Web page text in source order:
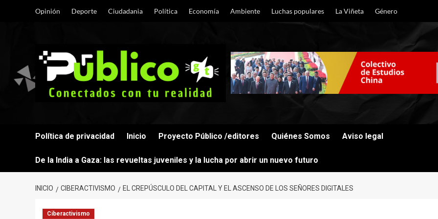
Opinión Deporte Ciudadania Política Economía Ambiente Luchas populares La Viñeta Género
Política de privacidad Inicio Proyecto Público /editores Quiénes Somos Aviso legal
De la India a Gaza: las revueltas juveniles y la lucha por abrir un nuevo futuro
INICIO CIBERACTIVISMO EL CREPÚSCULO DEL CAPITAL Y EL ASCENSO DE LOS SEÑORES DIGITALES
Ciberactivismo